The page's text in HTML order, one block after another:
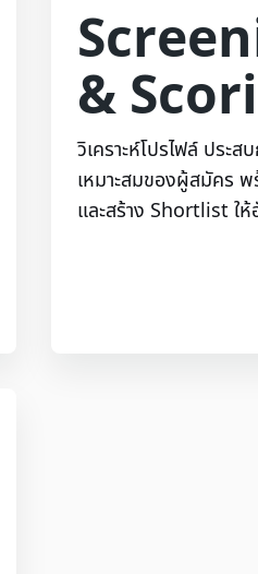
&
วิเคราะห์โปรไฟล์ ประ
เหมาะสมของผู้สมัคร
และสร้าง Shortlist ใ